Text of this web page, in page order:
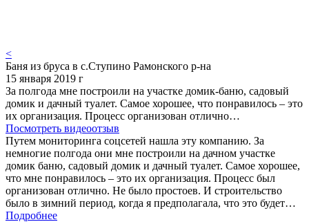
<
Баня из бруса в с.Ступино Рамонского р-на
15 января 2019 г
За полгода мне построили на участке домик-баню, садовый
домик и дачный туалет. Самое хорошее, что понравилось – это
их организация. Процесс организован отлично…
Посмотреть видеоотзыв
Путем мониторинга соцсетей нашла эту компанию. За
немногие полгода они мне построили на дачном участке
домик баню, садовый домик и дачный туалет. Самое хорошее,
что мне понравилось – это их организация. Процесс был
организован отлично. Не было простоев. И строительство
было в зимний период, когда я предполагала, что это будет…
Подробнее